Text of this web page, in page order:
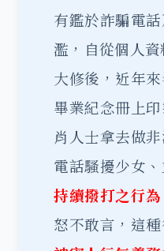
有鑑於詐騙電
濫，自從個人
大修後，近年
畢業紀念冊上
肖人士拿去做非
電話騷擾少女
持續撥打之行為
怒不敢言，這